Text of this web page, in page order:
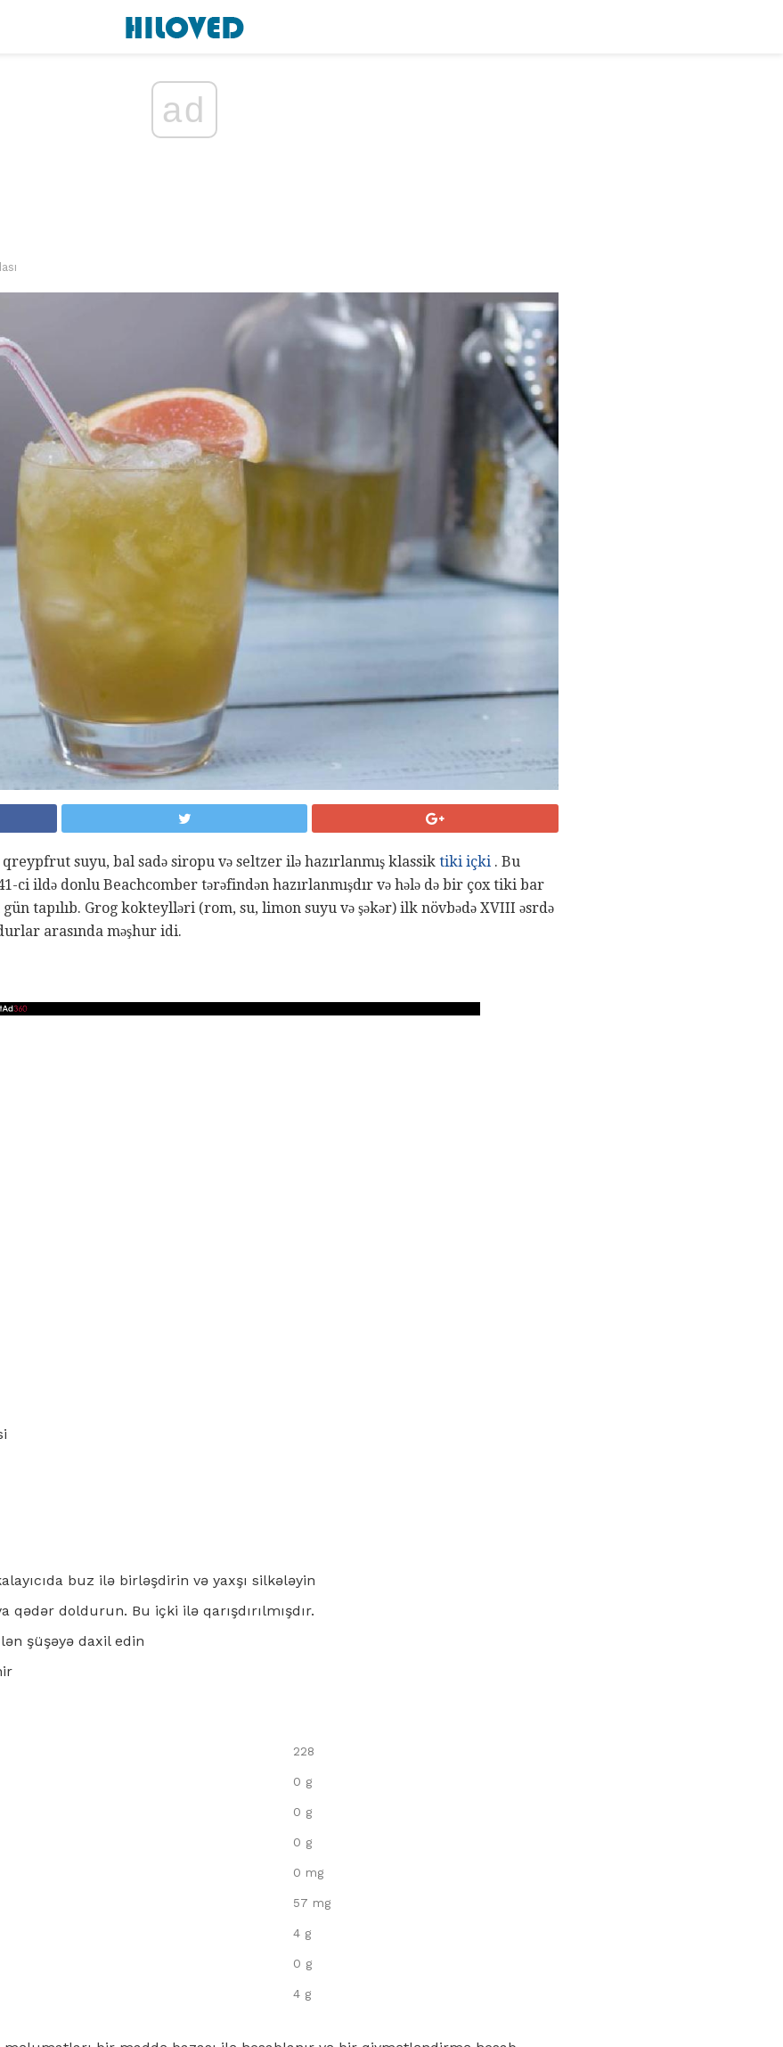
ad
suyu, bal sadə siropu və seltzer ilə hazırlanmış klassik tiki içki . Bu
ci ildə donlu Beachcomber tərəfindən hazırlanmışdır və hələ də bir çox tiki bar
tapılıb. Grog kokteylləri (rom, su, limon suyu və şəkər) ilk növbədə XVIII əsrdə
arasında məşhur idi.
buz ilə birləşdirin və yaxşı silkələyin
qədər doldurun. Bu içki ilə qarışdırılmışdır.
şüşəyə daxil edin
228
0 g
0 g
0 g
0 mg
57 mg
4 g
0 g
4 g